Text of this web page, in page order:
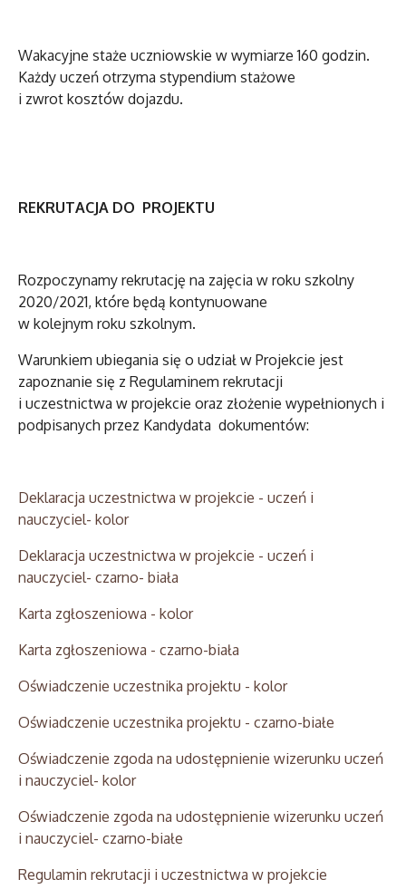
Wakacyjne staże uczniowskie w wymiarze 160 godzin.
Każdy uczeń otrzyma stypendium stażowe
i zwrot kosztów dojazdu.
REKRUTACJA DO PROJEKTU
Rozpoczynamy rekrutację na zajęcia w roku szkolny
2020/2021, które będą kontynuowane
w kolejnym roku szkolnym.
Warunkiem ubiegania się o udział w Projekcie jest
zapoznanie się z Regulaminem rekrutacji
i uczestnictwa w projekcie oraz złożenie wypełnionych i
podpisanych przez Kandydata dokumentów:
Deklaracja uczestnictwa w projekcie - uczeń i
nauczyciel- kolor
Deklaracja uczestnictwa w projekcie - uczeń i
nauczyciel- czarno- biała
Karta zgłoszeniowa - kolor
Karta zgłoszeniowa - czarno-biała
Oświadczenie uczestnika projektu - kolor
Oświadczenie uczestnika projektu - czarno-białe
Oświadczenie zgoda na udostępnienie wizerunku uczeń
i nauczyciel- kolor
Oświadczenie zgoda na udostępnienie wizerunku uczeń
i nauczyciel- czarno-białe
Regulamin rekrutacji i uczestnictwa w projekcie